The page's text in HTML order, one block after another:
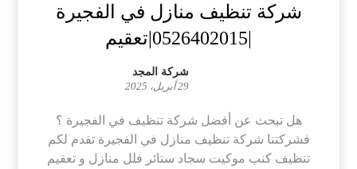
شركة تنظيف منازل في الفجيرة
|0526402015|تعقيم
شركة المجد
29 أبريل، 2025
هل تبحث عن أفضل شركة تنظيف في الفجيرة ؟
فشركتنا شركة تنظيف منازل في الفجيرة تقدم لكم
تنظيف كنب موكيت سجاد ستائر فلل منازل و تعقيم